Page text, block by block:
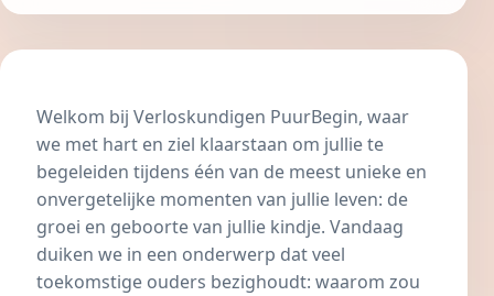
Welkom bij Verloskundigen PuurBegin, waar
we met hart en ziel klaarstaan om jullie te
begeleiden tijdens één van de meest unieke en
onvergetelijke momenten van jullie leven: de
groei en geboorte van jullie kindje. Vandaag
duiken we in een onderwerp dat veel
toekomstige ouders bezighoudt: waarom zou